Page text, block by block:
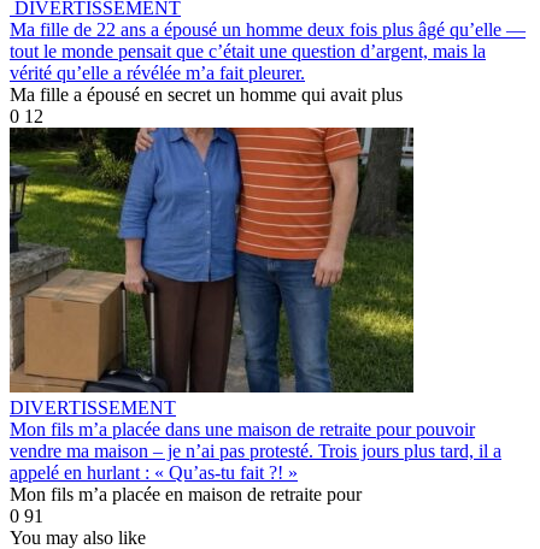
DIVERTISSEMENT
Ma fille de 22 ans a épousé un homme deux fois plus âgé qu’elle —
tout le monde pensait que c’était une question d’argent, mais la
vérité qu’elle a révélée m’a fait pleurer.
Ma fille a épousé en secret un homme qui avait plus
0 12
DIVERTISSEMENT
Mon fils m’a placée dans une maison de retraite pour pouvoir
vendre ma maison – je n’ai pas protesté. Trois jours plus tard, il a
appelé en hurlant : « Qu’as-tu fait ?! »
Mon fils m’a placée en maison de retraite pour
0 91
You may also like